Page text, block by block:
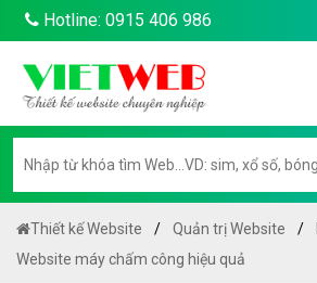
Hotline: 0915 406 986
Thiết kế Website Quản trị Website
Website máy chấm công hiệu quả